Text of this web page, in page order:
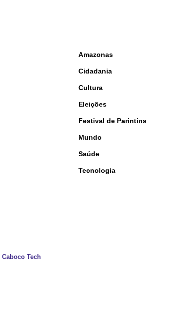
Amazonas
Cidadania
Cultura
Eleições
Festival de Parintins
Mundo
Saúde
Tecnologia
Caboco Tech